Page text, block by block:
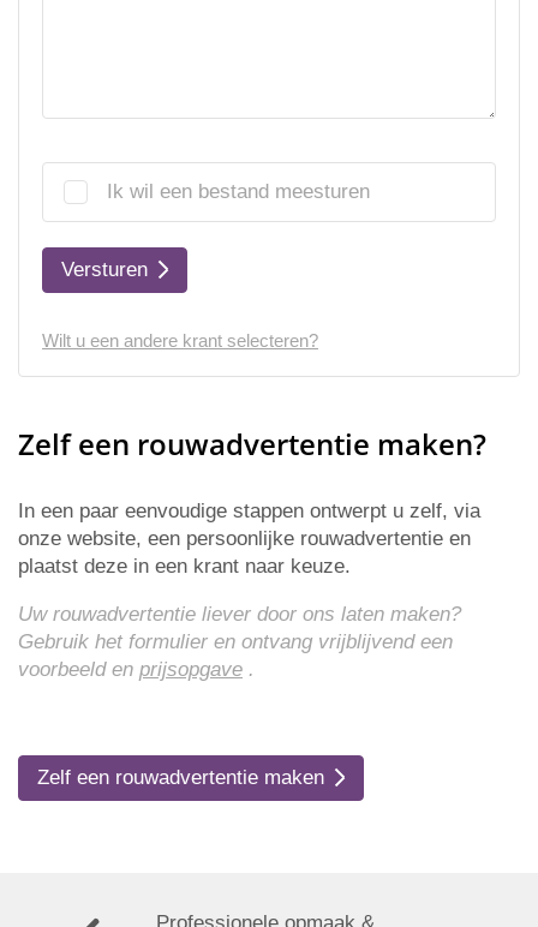
Ik wil een bestand meesturen
Versturen
Wilt u een andere krant selecteren?
Zelf een rouwadvertentie maken?
In een paar eenvoudige stappen ontwerpt u zelf, via
onze website, een persoonlijke rouwadvertentie en
plaatst deze in een krant naar keuze.
Uw rouwadvertentie liever door ons laten maken?
Gebruik het formulier en ontvang vrijblijvend een
voorbeeld en prijsopgave .
Zelf een rouwadvertentie maken